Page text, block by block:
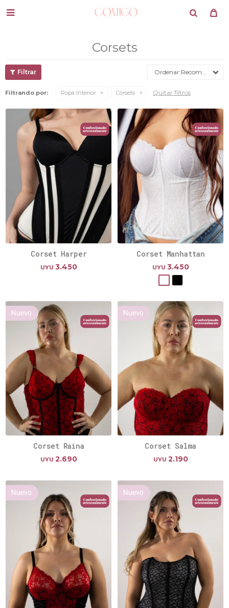

Corsets
Recomendados
Filtrando por: Ropa Interior Corsets Quitar filtros
Corset Harper
UYU 3.450
Corset Manhattan
UYU 3.450
Corset Raina
UYU 2.690
Corset Salma
UYU 2.190